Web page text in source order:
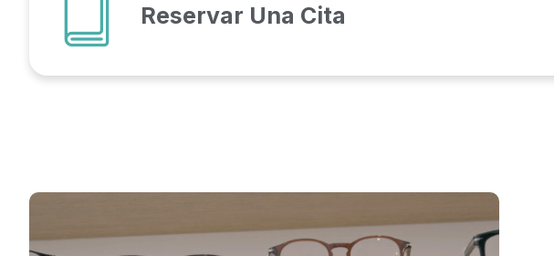
Reservar Una Cita